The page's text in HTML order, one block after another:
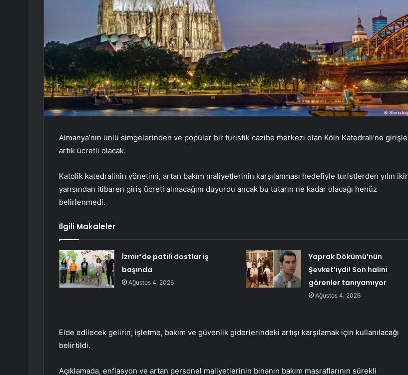
Almanya’nın ünlü simgelerinden ve popüler bir turistik cazibe merkezi olan Köln Katedrali’ne
artık ücretli olacak.
Katolik katedralinin yönetimi, artan bakım maliyetlerinin karşılanması hedefiyle turistlerden yılın
yarısından itibaren giriş ücreti alınacağını duyurdu ancak bu tutarın ne kadar olacağı henüz
belirlenmedi.
İlgili Makaleler
İzmir’de patili dostlar iş
başında
Ağustos 4, 2026
Yaprak Dökümü’nün
Şevket’iydi! Son halini
görenler tanıyamıyor
Ağustos 4, 2026
Elde edilecek gelirin; işletme, bakım ve güvenlik giderlerindeki artışı karşılamak için kullanılacağı
belirtildi.
Açıklamada, enflasyon ve artan personel maliyetlerinin binanın bakım masraflarının sürekli